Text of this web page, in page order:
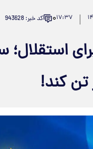
۱۷:۳۷۰ کد خبر: 943628
استقلال؛
تن کند!